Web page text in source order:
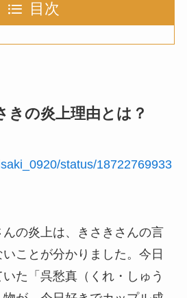
目次
きの炎上理由とは？
status/18722769933
の炎上は、きさきさんの言
ことが分かりました。今日
た「呉愁真（くれ・しゅう